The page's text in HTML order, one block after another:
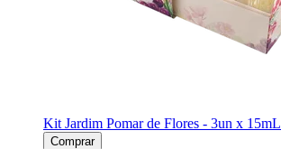
Kit Jardim Pomar de Flores - 3un x 15mL
Comprar